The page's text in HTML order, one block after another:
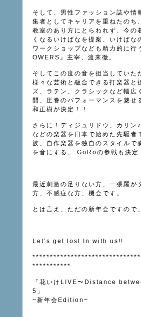
そして、男性ファッション誌や情
集者としてキャリアを重ねたのち
教室のあり方にとらわれず、今の
くなるいけばなを提案、いけばな
ワークショップなども精力的に
OWERS』主宰、渡来徹。
そしてこの度の音を担当していた
様々な芸術と融合できる打楽器と
ズ、ラテン、クラシックなど幅広
開、圧巻のパフォーマンスを魅せ
和正樹が決定！！
さらに！ディジュリドウ、カリン
などの楽器を日本で始めた先駆者
族、自作楽器を独自のスタイルで
を音にする、 GoRoの参戦も決定
最近刺激の足りない方、一張羅が
方、不感症な方、機会です。
とは言え、ただの新年会ですので
Let’s get lost In with us!!
***********
「花いけLIVE〜Distance
5」
~新年会Edition~